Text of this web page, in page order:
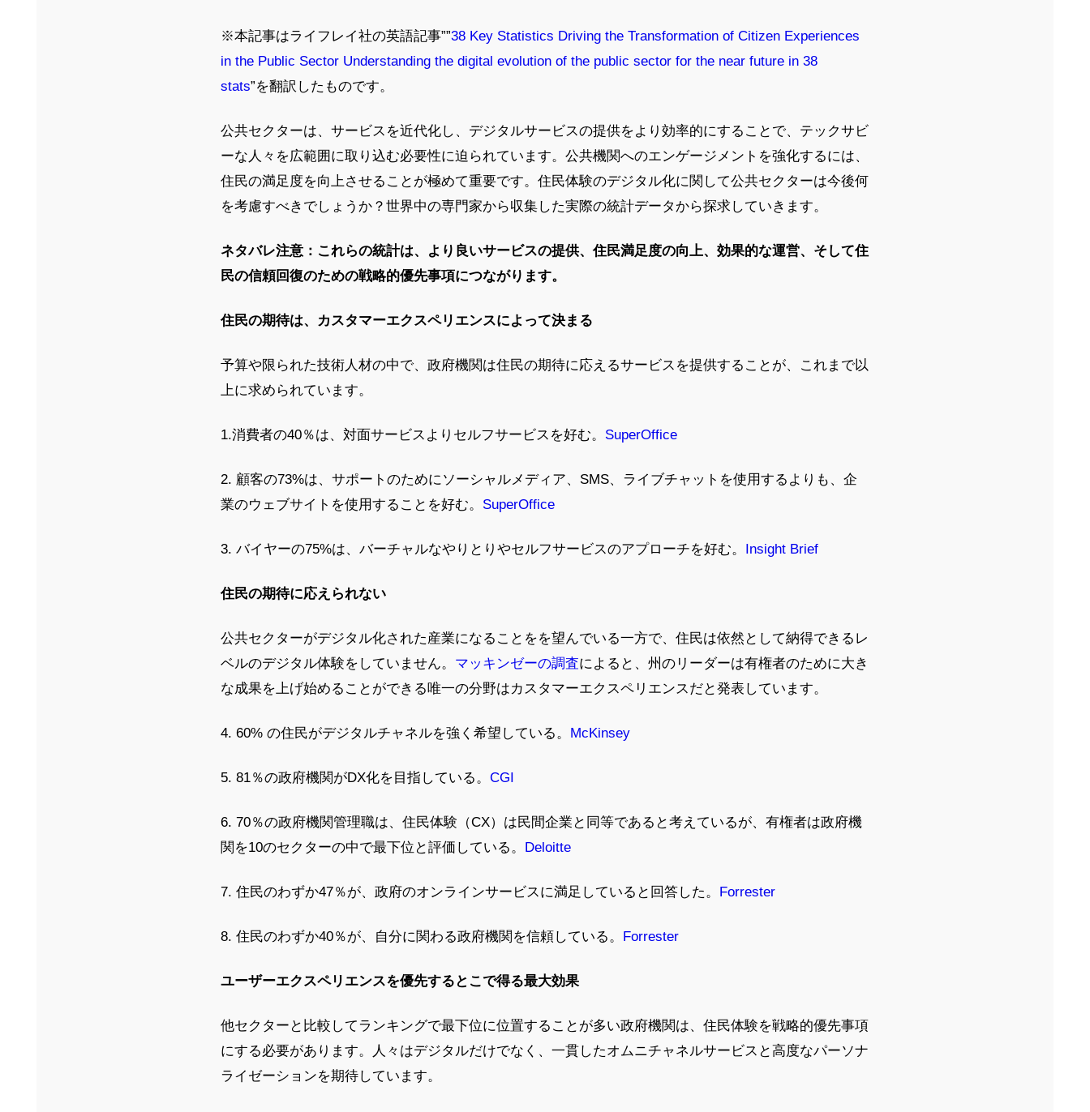
※本記事はライフレイ社の英語記事””38 Key Statistics Driving the Transformation of Citizen Experiences
in the Public Sector Understanding the digital evolution of the public sector for the near future in 38
stats”を翻訳したものです。
公共セクターは、サービスを近代化し、デジタルサービスの提供をより効率的にすることで、テックサビ
ーな人々を広範囲に取り込む必要性に迫られています。公共機関へのエンゲージメントを強化するには、
住民の満足度を向上させることが極めて重要です。住民体験のデジタル化に関して公共セクターは今後何
を考慮すべきでしょうか？世界中の専門家から収集した実際の統計データから探求していきます。
ネタバレ注意：これらの統計は、より良いサービスの提供、住民満足度の向上、効果的な運営、そして住
民の信頼回復のための戦略的優先事項につながります。
住民の期待は、カスタマーエクスペリエンスによって決まる
予算や限られた技術人材の中で、政府機関は住民の期待に応えるサービスを提供することが、これまで以
上に求められています。
1.消費者の40％は、対面サービスよりセルフサービスを好む。 SuperOffice
2. 顧客の73%は、サポートのためにソーシャルメディア、SMS、ライブチャットを使用するよりも、企
業のウェブサイトを使用することを好む。 SuperOffice
3. バイヤーの75%は、バーチャルなやりとりやセルフサービスのアプローチを好む。 Insight Brief
住民の期待に応えられない
公共セクターがデジタル化された産業になることをを望んでいる一方で、住民は依然として納得できるレ
ベルのデジタル体験をしていません。 マッキンゼーの調査によると、州のリーダーは有権者のために大き
な成果を上げ始めることができる唯一の分野はカスタマーエクスペリエンスだと発表しています。
4. 60% の住民がデジタルチャネルを強く希望している。 McKinsey
5. 81％の政府機関がDX化を目指している。 CGI
6. 70％の政府機関管理職は、住民体験（CX）は民間企業と同等であると考えているが、有権者は政府機
関を10のセクターの中で最下位と評価している。 Deloitte
7. 住民のわずか47％が、政府のオンラインサービスに満足していると回答した。 Forrester
8. 住民のわずか40％が、自分に関わる政府機関を信頼している。 Forrester
ユーザーエクスペリエンスを優先するとこで得る最大効果
他セクターと比較してランキングで最下位に位置することが多い政府機関は、住民体験を戦略的優先事項
にする必要があります。人々はデジタルだけでなく、一貫したオムニチャネルサービスと高度なパーソナ
ライゼーションを期待しています。